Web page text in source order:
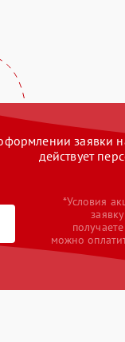
заявки
действует
*Условия
можно